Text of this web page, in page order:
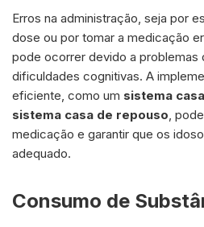
Erros na administração, seja por
dose ou por tomar a medicação
pode ocorrer devido a problemas
dificuldades cognitivas. A
eficiente, como um sistema
sistema casa de repouso,
medicação e garantir que os
adequado.
Consumo de